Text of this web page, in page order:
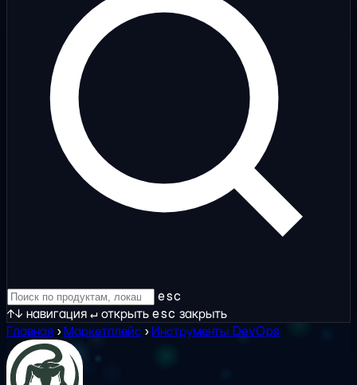
esc
↑↓ навигация↵открытьesc закрыть
Главная ›Маркетплейс ›Инструменты DevOps